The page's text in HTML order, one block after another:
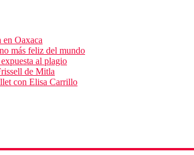
en Oaxaca
más feliz del mundo
al plagio
de Mitla
con Elisa Carrillo